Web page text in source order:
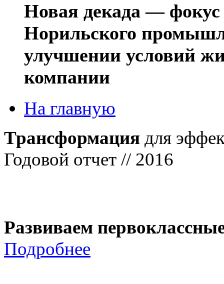
Новая декада — фокус
Норильского
улучшении условий
компании
На главную
Трансформация для
Годовой отчет // 2016
Развиваем
Подробнее